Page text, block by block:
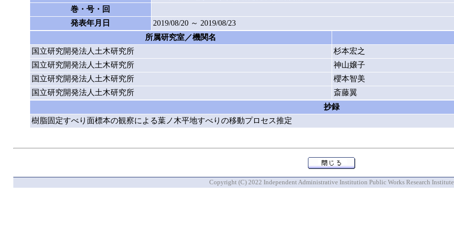
巻・号・回
発表年月日
2019/08/20 ～ 2019/08/23
所属研究室／機関名
国立研究開発法人土木研究所
杉本宏之
国立研究開発法人土木研究所
神山嬢子
国立研究開発法人土木研究所
櫻本智美
国立研究開発法人土木研究所
斎藤翼
抄録
樹脂固定すべり面標本の観察による葉ノ木平地すべりの移動プロセス推定
Copyright (C) 2022 Independent Administrative Institution Public Works Research Institute